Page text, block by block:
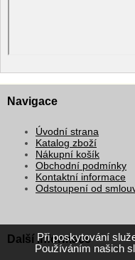
Navigace
Úvodní strana
Katalog zboží
Nákupní košík
Obchodní podmínky
Kontaktní informace
Odstoupení od
Další informace
Při poskytování
Používáním našich